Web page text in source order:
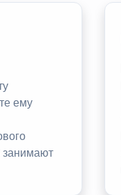
ему
занимают